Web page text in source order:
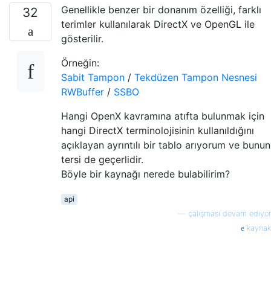
32
Genellikle benzer bir donanım özelliği, farklı
terimler kullanılarak DirectX ve OpenGL ile
gösterilir.
Örneğin:
Sabit Tampon / Tekdüzen Tampon Nesnesi
RWBuffer / SSBO
Hangi OpenX kavramına atıfta bulunmak için
hangi DirectX terminolojisinin kullanıldığını
açıklayan ayrıntılı bir tablo arıyorum ve bunun
tersi de geçerlidir.
Böyle bir kaynağı nerede bulabilirim?
api
çalışması devam ediyor
kaynak